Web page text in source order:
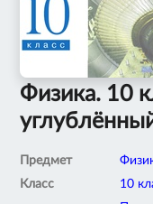
Физика. 10
Предмет
Класс
10